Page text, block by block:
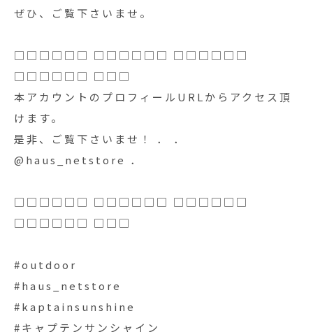
ぜひ、ご覧下さいませ。
□□□□□□ □□□□□□ □□□□□□
□□□□□□ □□□
本アカウントのプロフィールURLからアクセス頂
けます。
是非、ご覧下さいませ！ ． ．
@haus_netstore ．
□□□□□□ □□□□□□ □□□□□□
□□□□□□ □□□
#outdoor
#haus_netstore
#kaptainsunshine
#キャプテンサンシャイン